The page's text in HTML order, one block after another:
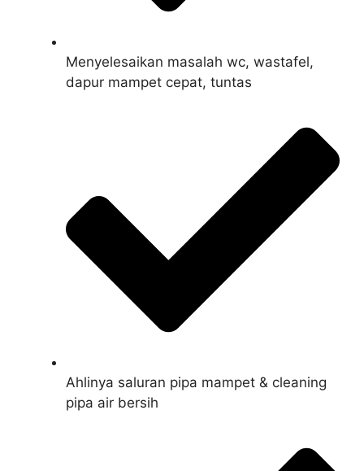
Menyelesaikan masalah wc, wastafel,
dapur mampet cepat, tuntas
Ahlinya saluran pipa mampet & cleaning
pipa air bersih